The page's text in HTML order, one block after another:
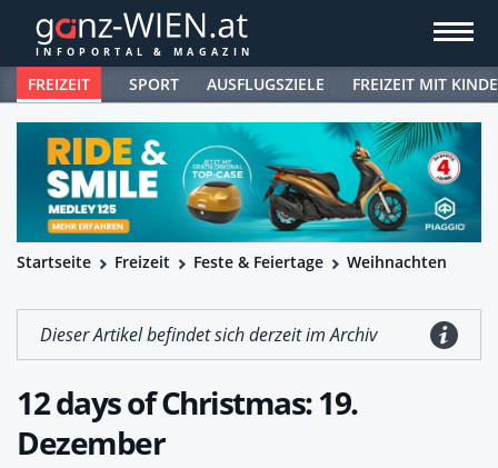
FREIZEIT SPORT AUSFLUGSZIELE FREIZEIT MIT
Startseite Freizeit Feste & Feiertage Weihnachten
Dieser Artikel befindet sich derzeit im Archiv
12 days of Christmas: 19.
Dezember